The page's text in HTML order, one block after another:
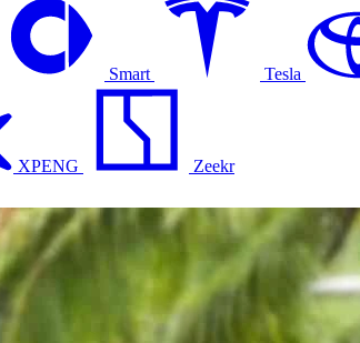
Smart Tesla
XPENG
Zeekr